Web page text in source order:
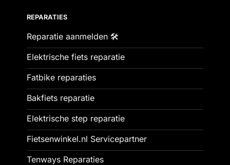
REPARATIES
Reparatie aanmelden 🛠️
Elektrische fiets reparatie
Fatbike reparaties
Bakfiets reparatie
Elektrische step reparatie
Fietsenwinkel.nl Servicepartner
Tenways Reparaties